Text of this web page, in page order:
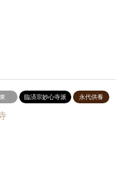
臨済宗妙心寺派 永代供養